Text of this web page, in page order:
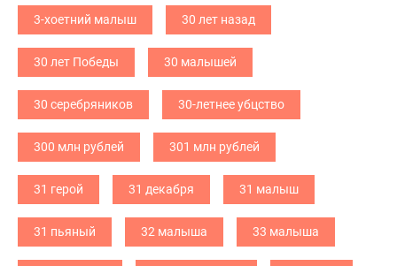
3-хоетний малыш 30 лет назад
30 лет Победы 30 малышей
30 серебряников 30-летнее убцство
300 млн рублей 301 млн рублей
31 герой 31 декабря 31 малыш
31 пьяный 32 малыша 33 малыша